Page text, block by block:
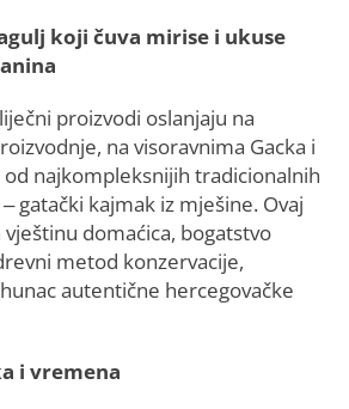
koji čuva mirise i ukuse
proizvodi oslanjaju na
na visoravnima Gacka i
najkompleksnijih tradicionalnih
gatački kajmak iz mješine. Ovaj
domaćica, bogatstvo
metod konzervacije,
autentične hercegovačke
i vremena